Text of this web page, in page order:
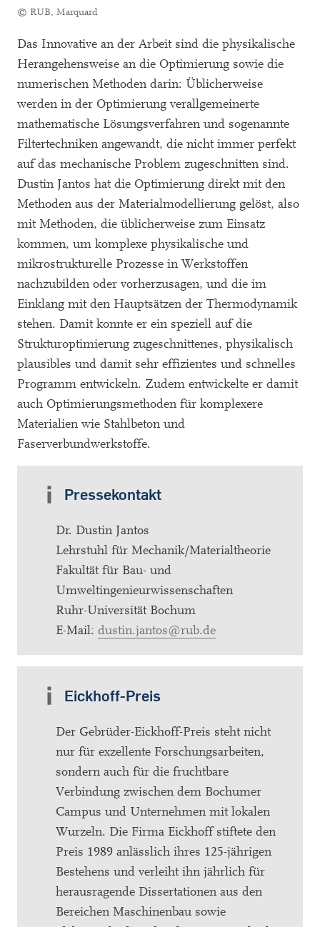
© RUB, Marquard
Das Innovative an der Arbeit sind die physikalische
Herangehensweise an die Optimierung sowie die
numerischen Methoden darin: Üblicherweise
werden in der Optimierung verallgemeinerte
mathematische Lösungsverfahren und sogenannte
Filtertechniken angewandt, die nicht immer perfekt
auf das mechanische Problem zugeschnitten sind.
Dustin Jantos hat die Optimierung direkt mit den
Methoden aus der Materialmodellierung gelöst, also
mit Methoden, die üblicherweise zum Einsatz
kommen, um komplexe physikalische und
mikrostrukturelle Prozesse in Werkstoffen
nachzubilden oder vorherzusagen, und die im
Einklang mit den Hauptsätzen der Thermodynamik
stehen. Damit konnte er ein speziell auf die
Strukturoptimierung zugeschnittenes, physikalisch
plausibles und damit sehr effizientes und schnelles
Programm entwickeln. Zudem entwickelte er damit
auch Optimierungsmethoden für komplexere
Materialien wie Stahlbeton und
Faserverbundwerkstoffe.
Pressekontakt
Dr. Dustin Jantos
Lehrstuhl für Mechanik/Materialtheorie
Fakultät für Bau- und
Umweltingenieurwissenschaften
Ruhr-Universität Bochum
E-Mail: dustin.jantos@rub.de
Eickhoff-Preis
Der Gebrüder-Eickhoff-Preis steht nicht
nur für exzellente Forschungsarbeiten,
sondern auch für die fruchtbare
Verbindung zwischen dem Bochumer
Campus und Unternehmen mit lokalen
Wurzeln. Die Firma Eickhoff stiftete den
Preis 1989 anlässlich ihres 125-jährigen
Bestehens und verleiht ihn jährlich für
herausragende Dissertationen aus den
Bereichen Maschinenbau sowie